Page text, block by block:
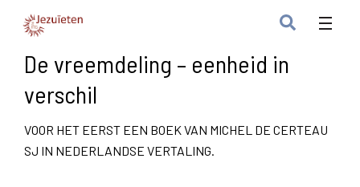
De vreemdeling – eenheid in
verschil
VOOR HET EERST EEN BOEK VAN MICHEL DE CERTEAU
SJ IN NEDERLANDSE VERTALING.